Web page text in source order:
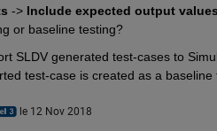
-> Include expected output values
or baseline testing?
SLDV generated test-cases to
test-case is created as a baseline
le 12 Nov 2018